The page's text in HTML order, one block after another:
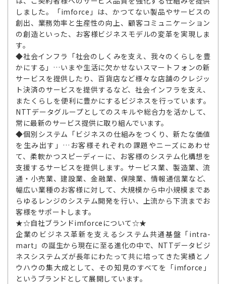
しました。「imforce」は、かつてない製品やサービスの
創出、業務効率と生産性の向上、顧客コミュニケーション
の創造といった、お客様ビジネスモデルの変革を実現しま
す。
◆社会インフラ「社会のしくみを支え、我々のくらしを豊
かにする」…いまや生活に欠かせないスマートフォンの新
サービスを提供したり、百貨店など様々な店舗のクレジッ
ト決済のサービスを提供するなど、社会インフラを支え、
またくらしを便利に豊かにするビジネスを行っています。
NTTデータグループとしてのスキルや総合力を活かして、
常に最新のサービス提供に取り組んでいます。
◆個別システム「ビジネスの仕組みをつくり、新たな価値
を生み出す」…お客様それぞれの課題やニーズにあわせ
て、柔軟かつスピーディーに、お客様のシステム化構想を
支援するサービスを提供します。サービス業、製造業、流
通・小売業、建設業、金融業、保険業、情報通信業など、
幅広い業種のお客様に対して、大規模から中小規模まであ
らゆるレンジのシステム開発を行い、上流から下流までお
客様をサポートします。
★☆自社ブランドimforceについて☆★
企業のビジネス革新を支えるシステム共通基盤「intra-
mart」の誕生から現在に至る進化の中で、NTTデータビジ
ネスシステムズが長年にわたって共に培ってきた実績とノ
ウハウの集大成として、その知見のすべてを「imforce」
というブランドとして展開しています。